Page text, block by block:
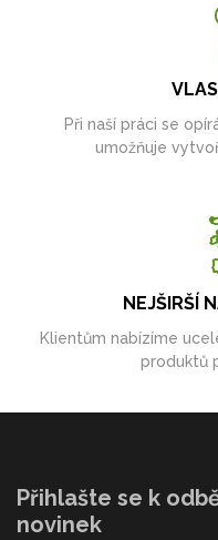
Při naší práci se
umožňuje
NEJŠIRŠÍ
Klientům nabízíme
produktů
Přihlašte se k
novinek